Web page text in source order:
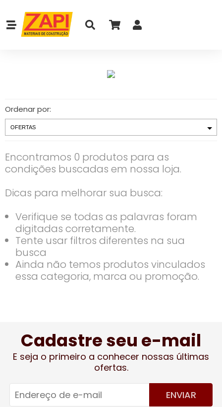
Ordenar por:
Encontramos 0 produtos para as
condições buscadas em nossa loja.
Dicas para melhorar sua busca:
Verifique se todas as palavras foram
digitadas corretamente.
Tente usar filtros diferentes na sua
busca
Ainda não temos produtos vinculados
essa categoria, marca ou promoção.
Cadastre seu e-mail
E seja o primeiro a conhecer nossas últimas
ofertas.
ENVIAR